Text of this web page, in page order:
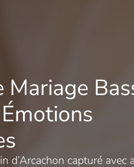
d’Arcachon capturé avec